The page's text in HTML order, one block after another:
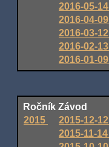
2016-05-14
2016-04-09
2016-03-12
2016-02-13
2016-01-09
Ročník Závod
2015
2015-12-12
2015-11-14